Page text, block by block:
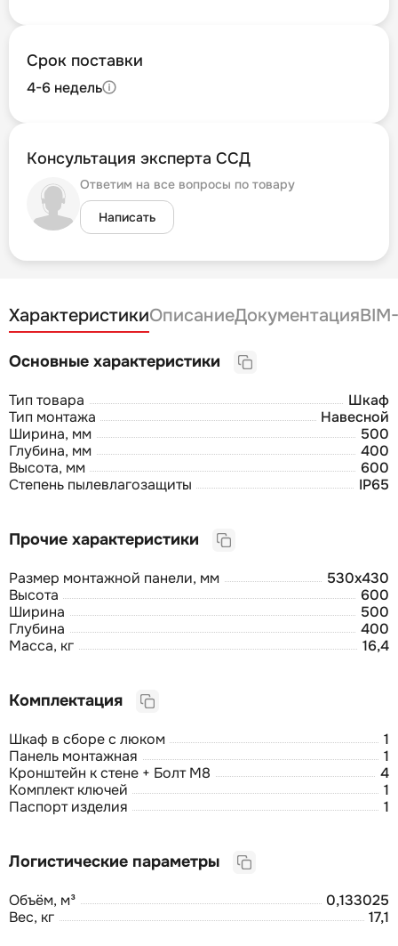
Срок поставки
4-6 недель
Консультация эксперта ССД
Ответим на все вопросы по товару
Написать
ХарактеристикиОписаниеДокументация
Основные характеристики
Тип товара
Шкаф
Тип монтажа
Навесной
Ширина, мм
500
Глубина, мм
400
Высота, мм
600
Степень пылевлагозащиты
IP65
Прочие характеристики
Размер монтажной панели, мм
530х430
Высота
600
Ширина
500
Глубина
400
Масса, кг
16,4
Комплектация
Шкаф в сборе с люком
1
Панель монтажная
1
Кронштейн к стене + Болт М8
4
Комплект ключей
1
Паспорт изделия
1
Логистические параметры
Объём, м³
0,133025
Вес, кг
17,1